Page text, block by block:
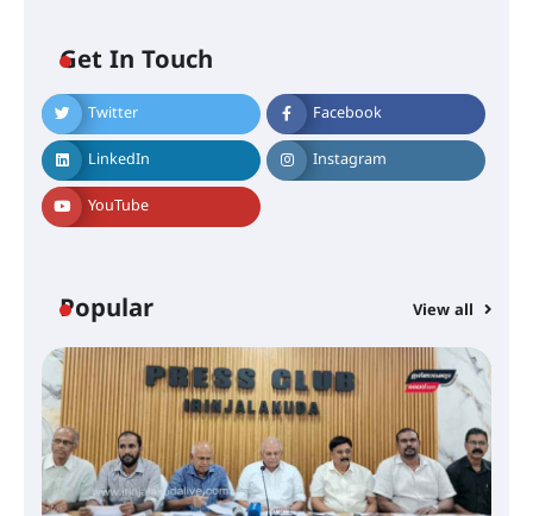
Get In Touch
Twitter Facebook
LinkedIn Instagram
YouTube
Popular View all
ശക്തമായ കാറ്റിന് സാധ്യത –
ആഗസ്റ്റ് 12 വരെ മഴ തുടരും,
തൃശൂർ ജില്ലയിൽ മഞ്ഞ അലർട്ട്
ശക്തമായ മഴ തുടരുന്നു – തൃശൂർ
എം.ജി. യൂണിവേഴ്‌സിറ്റിയിൽ നിന്ന്
ഇംഗ്ളീഷ് സാഹിത്യത്തിൽ
ഡോക്ടറേറ്റ് നേടിയ എൻ. ആര്യ